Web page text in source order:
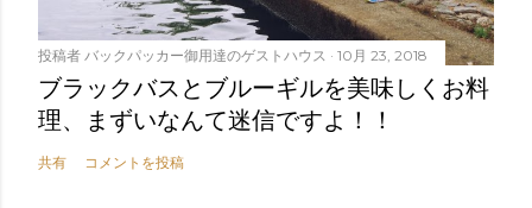
投稿者 バックパッカー御用達のゲストハウス 10月 23, 2018
ブラックバスとブルーギルを美味しくお料
理、まずいなんて迷信ですよ！！
共有 コメントを投稿